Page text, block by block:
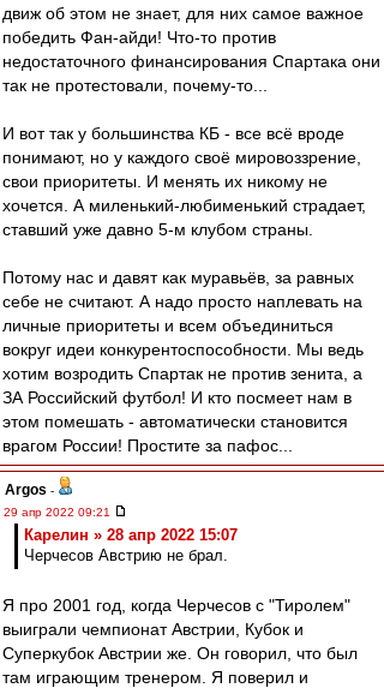
движ об этом не знает, для них самое важное
победить Фан-айди! Что-то против
недостаточного финансирования Спартака они
так не протестовали, почему-то...
И вот так у большинства КБ - все всё вроде
понимают, но у каждого своё мировоззрение,
свои приоритеты. И менять их никому не
хочется. А миленький-любименький страдает,
ставший уже давно 5-м клубом страны.
Потому нас и давят как муравьёв, за равных
себе не считают. А надо просто наплевать на
личные приоритеты и всем объединиться
вокруг идеи конкурентоспособности. Мы ведь
хотим возродить Спартак не против зенита, а
ЗА Российский футбол! И кто посмеет нам в
этом помешать - автоматически становится
врагом России! Простите за пафос...
Argos -
29 апр 2022 09:21
Карелин » 28 апр 2022 15:07
Черчесов Австрию не брал.
Я про 2001 год, когда Черчесов с "Тиролем"
выиграли чемпионат Австрии, Кубок и
Суперкубок Австрии же. Он говорил, что был
там играющим тренером. Я поверил и